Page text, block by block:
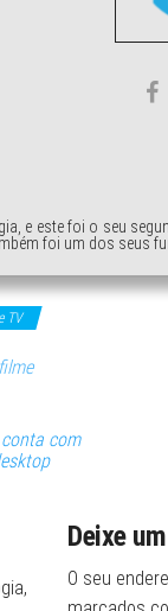
e este foi o seu
foi um dos seus
TV
filme
com
Deixe
O seu